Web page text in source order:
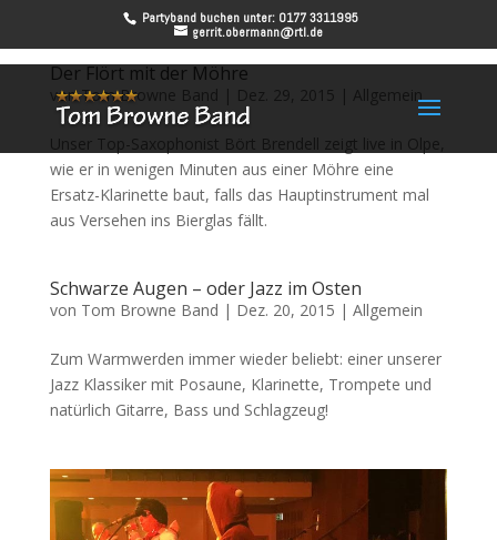
Partyband buchen unter: 0177 3311995
gerrit.obermann@rtl.de
Der Flört mit der Möhre
vonTom Browne Band | Dez. 29, 2015 | Allgemein
Unser Top-Saxophonist Bört Brendell zeigt live in Olpe,
wie er in wenigen Minuten aus einer Möhre eine
Ersatz-Klarinette baut, falls das Hauptinstrument mal
aus Versehen ins Bierglas fällt.
Schwarze Augen – oder Jazz im Osten
von Tom Browne Band | Dez. 20, 2015 | Allgemein
Zum Warmwerden immer wieder beliebt: einer unserer
Jazz Klassiker mit Posaune, Klarinette, Trompete und
natürlich Gitarre, Bass und Schlagzeug!